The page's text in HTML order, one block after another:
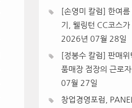
[손영미 칼럼] 한여
기, 웰링턴 CC코스가
2026년 07월 28일
[정봉수 칼럼] 판매
품매장 점장의 근로
07월 27일
창업경영포럼,